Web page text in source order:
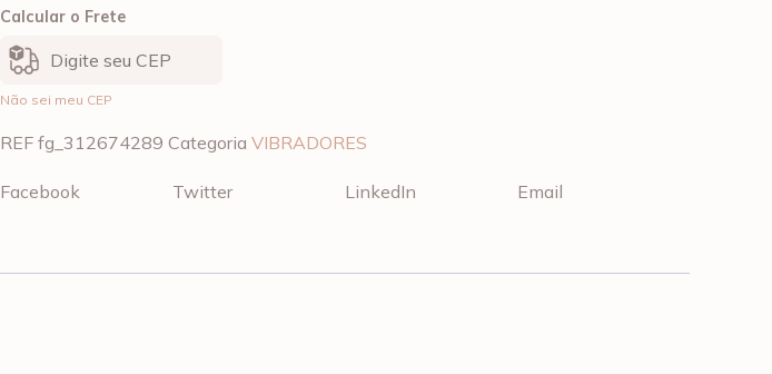
Calcular o Frete
Não sei meu CEP
REF fg_312674289 Categoria VIBRADORES
Facebook Twitter LinkedIn Email